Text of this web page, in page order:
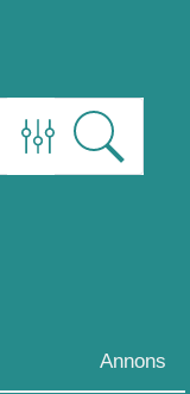
Annons